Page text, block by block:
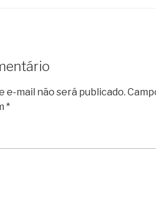
e-mail não será publicado.
*